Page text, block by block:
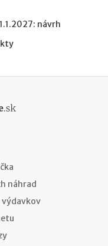
návrh
náhrad
výdavkov